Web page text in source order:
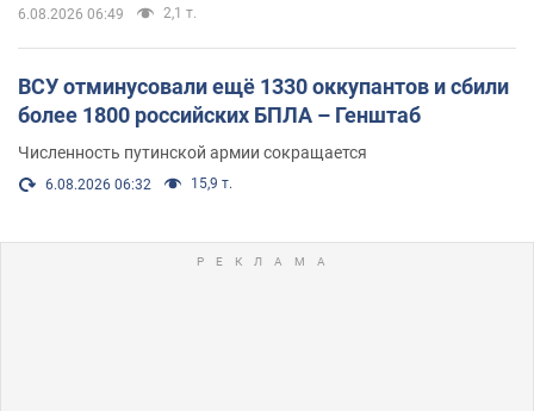
6.08.2026 06:49 2,1 т.
ВСУ отминусовали ещё 1330 оккупантов и сбили
более 1800 российских БПЛА – Генштаб
Численность путинской армии сокращается
6.08.2026 06:32 15,9 т.